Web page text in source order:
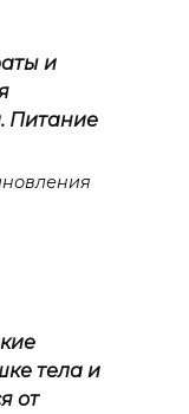
и
Питание
тела и
от